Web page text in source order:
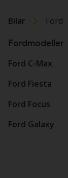
Bilar Ford
Fordmodeller
Ford C-Max
Ford Fiesta
Ford Focus
Ford Galaxy